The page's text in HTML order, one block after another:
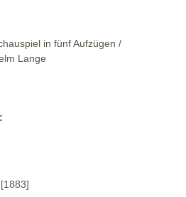
in fünf Aufzügen /
Lange